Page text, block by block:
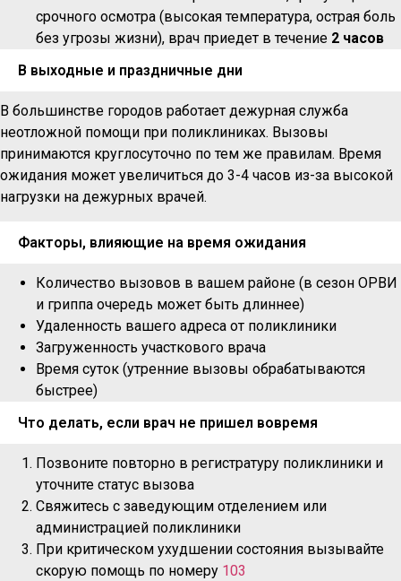
срочного осмотра (высокая температура, острая боль
без угрозы жизни), врач приедет в течение 2 часов
В выходные и праздничные дни
В большинстве городов работает дежурная служба
неотложной помощи при поликлиниках. Вызовы
принимаются круглосуточно по тем же правилам. Время
ожидания может увеличиться до 3-4 часов из-за высокой
нагрузки на дежурных врачей.
Факторы, влияющие на время ожидания
Количество вызовов в вашем районе (в сезон ОРВИ
и гриппа очередь может быть длиннее)
Удаленность вашего адреса от поликлиники
Загруженность участкового врача
Время суток (утренние вызовы обрабатываются
быстрее)
Что делать, если врач не пришел вовремя
Позвоните повторно в регистратуру поликлиники и
уточните статус вызова
Свяжитесь с заведующим отделением или
администрацией поликлиники
При критическом ухудшении состояния вызывайте
скорую помощь по номеру 103